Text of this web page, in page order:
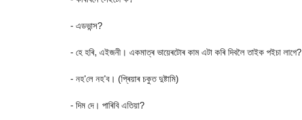
- এডভান্স?
- হে হৰি, এইজনী। একমাত্ৰ ভায়েৰটোৰ কাম এটা কৰি দিবলৈ তাইক পইচা লাগে?
- নহ'লে নহ'ব। (প্ৰিয়াৰ চকুত দুষ্টামি)
- দিম দে। পাৰিবি এতিয়া?